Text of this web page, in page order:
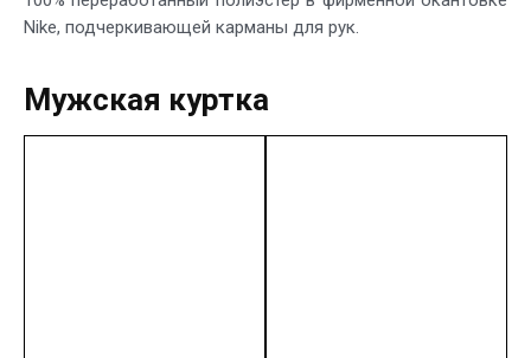
Nike, подчеркивающей карманы для рук.
Мужская куртка